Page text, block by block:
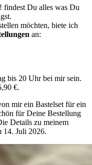
findest Du alles was Du
möchten, biete ich
an:
bis 20 Uhr bei mir sein.
€.
mir ein Bastelset für ein
für Deine Bestellung
Details zu meinem
14. Juli 2026.